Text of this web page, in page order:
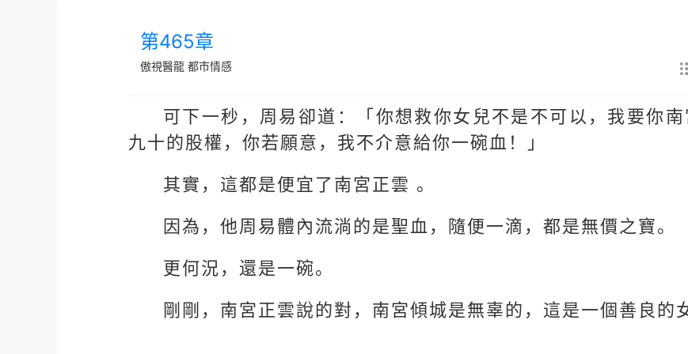
第465章
傲視醫龍 都市情感
可下一秒，周易卻道：「你想救你女兒不是不可以，我要你
九十的股權，你若願意，我不介意給你一碗血！」
其實，這都是便宜了南宮正雲 。
因為，他周易體內流淌的是聖血，隨便一滴，都是無價之寶。
更何況，還是一碗。
剛剛，南宮正雲說的對，南宮傾城是無辜的，這是一個善良的